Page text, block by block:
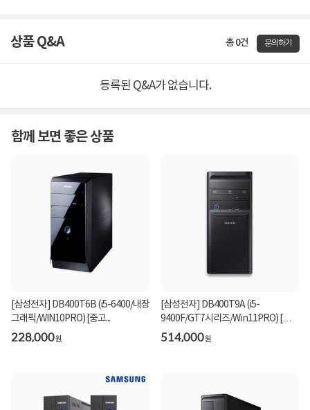
상품 Q&A 총 0건 문의하기
등록된 Q&A가 없습니다.
함께 보면 좋은 상품
[삼성전자] DB400T6B (i5-6400/내장
그래픽/WIN10PRO) [중고...
228,000원
[삼성전자] DB400T9A (i5-
9400F/GT7시리즈/Win11PRO) [중
고...
514,000원